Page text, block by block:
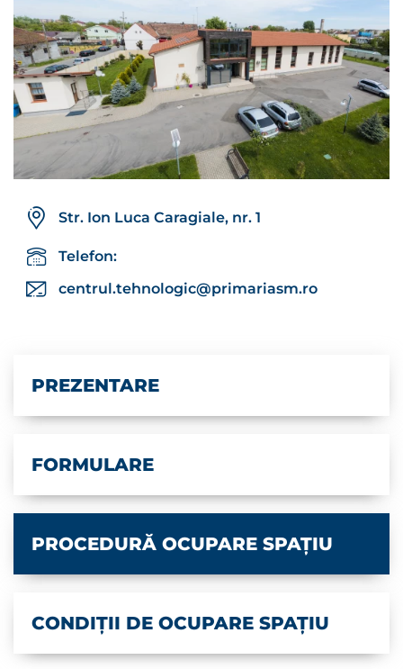
Str. Ion Luca Caragiale, nr. 1
Telefon:
centrul.tehnologic@primariasm.ro
PREZENTARE
FORMULARE
PROCEDURĂ OCUPARE SPAȚIU
CONDIȚII DE OCUPARE SPAȚIU